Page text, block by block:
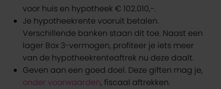
voor huis en hypotheek € 102.010,-.
Je hypotheekrente vooruit betalen.
Verschillende banken staan dit toe. Naast een
lager Box 3-vermogen, profiteer je iets meer
van de hypotheekrenteaftrek nu deze daalt.
Geven aan een goed doel. Deze giften mag je,
onder voorwaarden, fiscaal aftrekken.